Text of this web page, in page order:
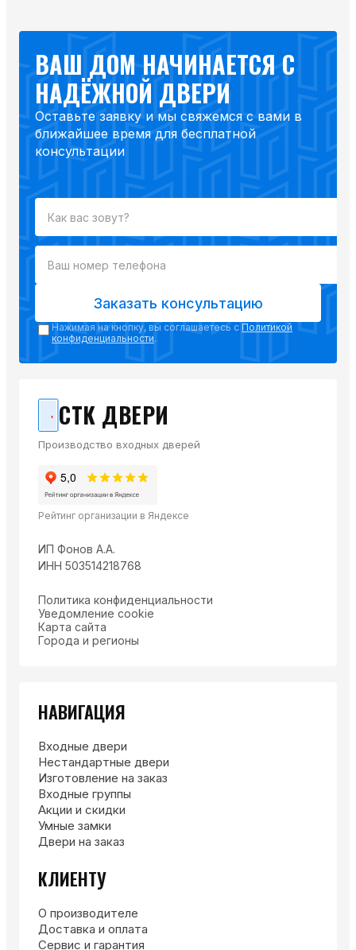
ВАШ ДОМ НАЧИНАЕТСЯ С
НАДЁЖНОЙ ДВЕРИ
Оставьте заявку и мы свяжемся с вами в
ближайшее время для бесплатной
консультации
Заказать консультацию
Нажимая на кнопку, вы соглашаетесь с Политикой
конфиденциальности.
СТК ДВЕРИ
Производство входных дверей
Рейтинг организации в Яндексе
ИП Фонов А.А.
ИНН 503514218768
Политика конфиденциальности
Уведомление cookie
Карта сайта
Города и регионы
НАВИГАЦИЯ
Входные двери
Нестандартные двери
Изготовление на заказ
Входные группы
Акции и скидки
Умные замки
Двери на заказ
КЛИЕНТУ
О производителе
Доставка и оплата
Сервис и гарантия